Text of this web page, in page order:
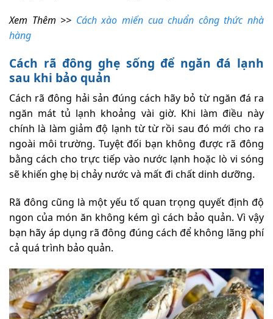
Xem Thêm >> Cách xào miến cua chuẩn công thức nhà
hàng
Cách rã đông ghẹ sống để ngăn đá lạnh
sau khi bảo quản
Cách rã đông hải sản đúng cách hãy bỏ từ ngăn đá ra
ngăn mát tủ lạnh khoảng vài giờ. Khi làm điều này
chính là làm giảm độ lạnh từ từ rồi sau đó mới cho ra
ngoài môi trường. Tuyệt đối bạn không được rã đông
bằng cách cho trực tiếp vào nước lạnh hoặc lò vi sóng
sẽ khiến ghẹ bị chảy nước và mất đi chất dinh dưỡng.
Rã đông cũng là một yếu tố quan trọng quyết định độ
ngon của món ăn không kém gì cách bảo quản. Vì vậy
bạn hãy áp dụng rã đông đúng cách để không lãng phí
cả quá trình bảo quản.